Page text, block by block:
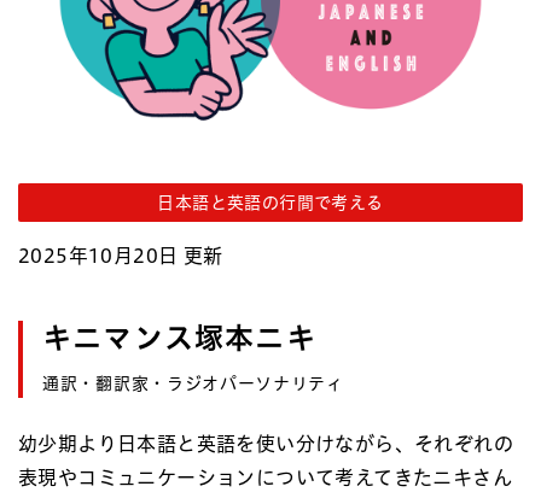
日本語と英語の行間で考える
2025年10月20日 更新
キニマンス塚本ニキ
通訳・翻訳家・ラジオパーソナリティ
幼少期より日本語と英語を使い分けながら、それぞれの
表現やコミュニケーションについて考えてきたニキさん